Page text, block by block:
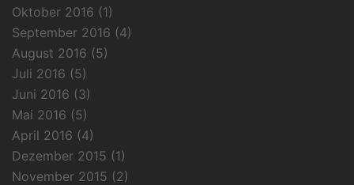
Oktober 2016 (1)
September 2016 (4)
August 2016 (5)
Juli 2016 (5)
Juni 2016 (3)
Mai 2016 (5)
April 2016 (4)
Dezember 2015 (1)
November 2015 (2)